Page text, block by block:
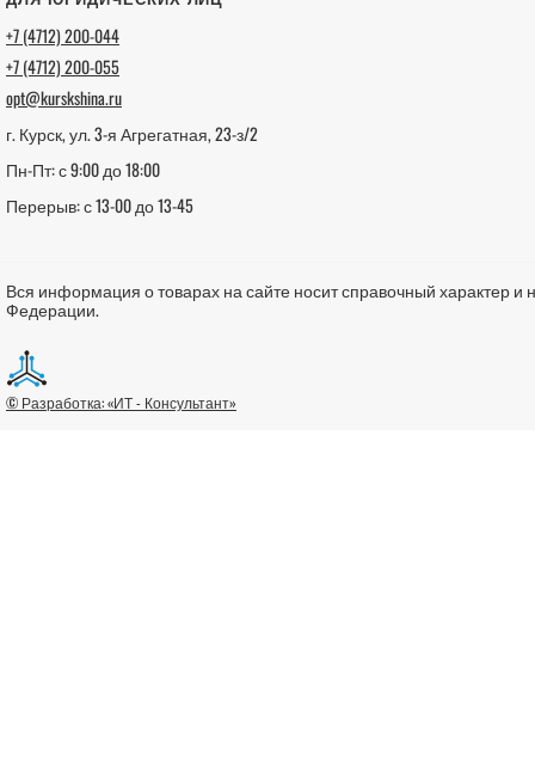
+7 (4712) 200-044
+7 (4712) 200-055
opt@kurskshina.ru
г. Курск, ул. 3-я Агрегатная, 23-з/2
Пн-Пт: с 9:00 до 18:00
Перерыв: с 13-00 до 13-45
Вся информация о товарах на сайте носит справочный характер
Федерации.
© Разработка: «ИТ - Консультант»